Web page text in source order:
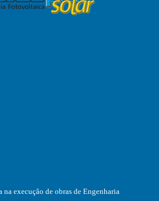
na execução de obras de Engenharia